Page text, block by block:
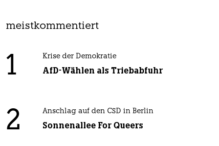
meistkommentiert
1 Krise der Demokratie
AfD-Wählen als Triebabfuhr
2 Anschlag auf den CSD in Berlin
Sonnenallee For Queers